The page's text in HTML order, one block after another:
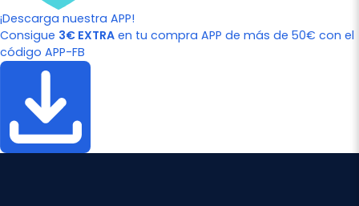
¡Descarga nuestra APP!
Consigue 3€ EXTRA en tu compra APP de más de 50€ con el
código APP-FB